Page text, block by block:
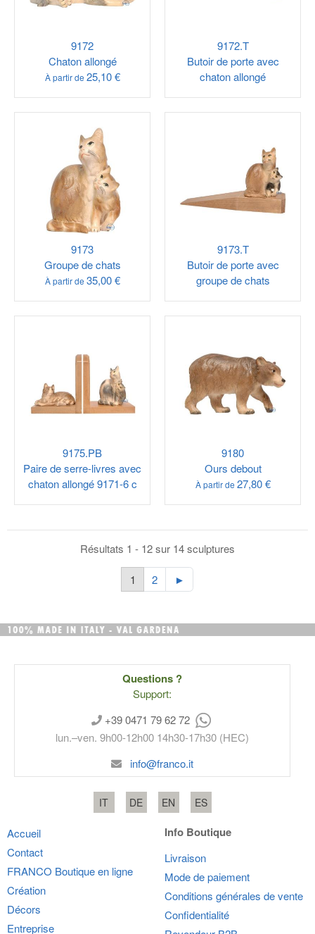
9172
Chaton allongé
À partir de 25,10 €
9172.T
Butoir de porte avec
chaton allongé
9173
Groupe de chats
À partir de 35,00 €
9173.T
Butoir de porte avec
groupe de chats
9175.PB
Paire de serre-livres avec
chaton allongé 9171-6 c
9180
Ours debout
À partir de 27,80 €
Résultats 1 - 12 sur 14 sculptures
1 2 ►
Questions ?
Support:
+39 0471 79 62 72
lun.–ven. 9h00-12h00 14h30-17h30 (HEC)
info@franco.it
IT DE EN ES
Accueil
Contact
FRANCO Boutique en ligne
Création
Décors
Entreprise
Info Boutique
Livraison
Mode de paiement
Conditions générales de vente
Confidentialité